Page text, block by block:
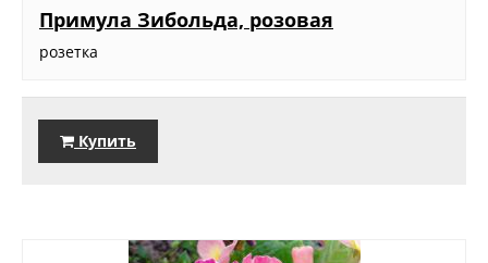
Примула Зибольда, розовая
розетка
Купить